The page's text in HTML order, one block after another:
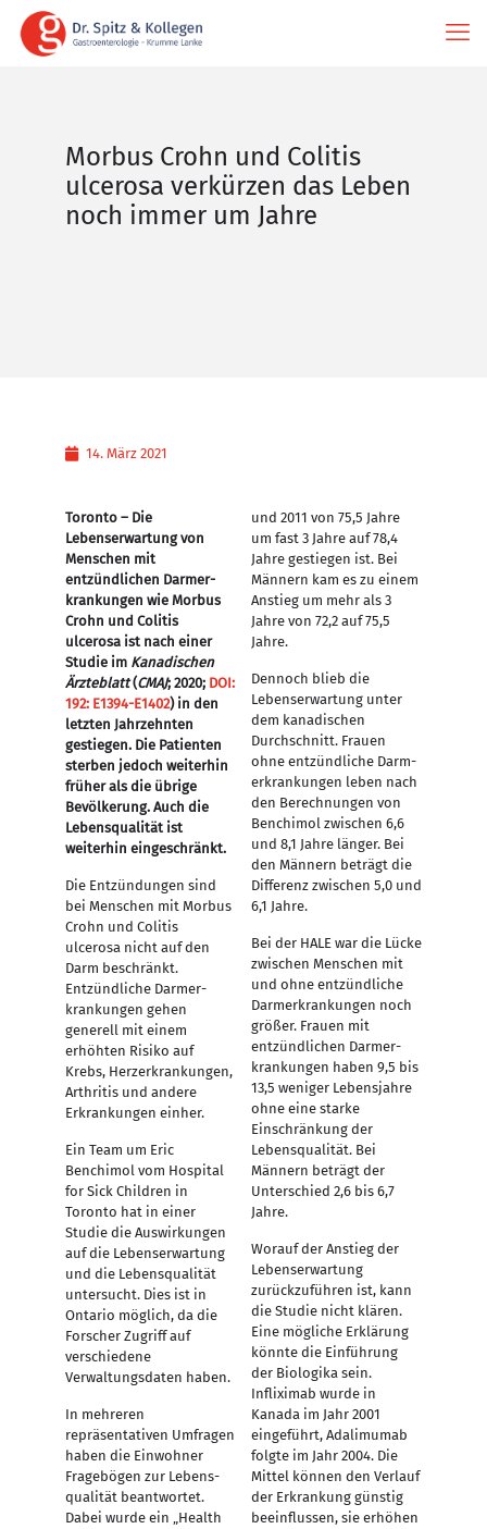
Morbus Crohn und Colitis
ulcerosa verkürzen das Leben
noch immer um Jahre
14. März 2021
Toronto – Die
Lebenserwartung von
Menschen mit
entzündlichen Darm­er­
krank­ungen wie Morbus
Crohn und Colitis
ulcerosa ist nach einer
Studie im Kanadischen
Ärzteblatt(CMAJ; 2020; DOI:
192: E1394-E1402) in den
letzten Jahrzehnten
gestiegen. Die Patienten
sterben jedoch weiterhin
früher als die übrige
Bevölkerung. Auch die
Lebensqualität ist
weiterhin eingeschränkt.
Die Entzündungen sind
bei Menschen mit Morbus
Crohn und Colitis
ulcerosa nicht auf den
Darm beschränkt.
Entzündliche Darm­er­
krank­ungen gehen
generell mit einem
erhöhten Risiko auf
Krebs, Herzerkrankungen,
Arthritis und andere
Erkrankungen einher.
Ein Team um Eric
Benchimol vom Hospital
for Sick Children in
Toronto hat in einer
Studie die Auswirkungen
auf die Lebenserwartung
und die Lebensqualität
untersucht. Dies ist in
Ontario möglich, da die
Forscher Zugriff auf
verschiedene
Verwaltungsdaten haben.
In mehreren
repräsentativen Umfragen
haben die Einwohner
Fragebögen zur Lebens­
qualität beantwortet.
Dabei wurde ein „Health
und 2011 von 75,5 Jahre
um fast 3 Jahre auf 78,4
Jahre gestiegen ist. Bei
Männern kam es zu einem
Anstieg um mehr als 3
Jahre von 72,2 auf 75,5
Jahre.
Dennoch blieb die
Lebenserwartung unter
dem kanadischen
Durchschnitt. Frauen
ohne entzündliche Darm­
er­krank­ungen leben nach
den Berechnungen von
Benchimol zwischen 6,6
und 8,1 Jahre länger. Bei
den Männern beträgt die
Differenz zwischen 5,0 und
6,1 Jahre.
Bei der HALE war die Lücke
zwischen Menschen mit
und ohne entzündliche
Darmer­krankungen noch
größer. Frauen mit
entzündlichen Darm­er­
krank­ungen haben 9,5 bis
13,5 weniger Lebensjahre
ohne eine starke
Einschränkung der
Lebensqualität. Bei
Männern beträgt der
Unterschied 2,6 bis 6,7
Jahre.
Worauf der Anstieg der
Lebenserwartung
zurückzuführen ist, kann
die Studie nicht klären.
Eine mögliche Erklärung
könnte die Einführung
der Biologika sein.
Infliximab wurde in
Kanada im Jahr 2001
eingeführt, Adalimumab
folgte im Jahr 2004. Die
Mittel können den Verlauf
der Erkrankung günstig
beeinflussen, sie erhöhen